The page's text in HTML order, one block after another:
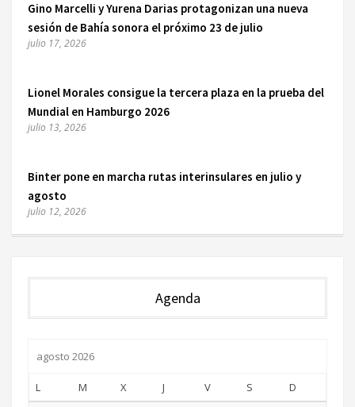
Gino Marcelli y Yurena Darias protagonizan una nueva
sesión de Bahía sonora el próximo 23 de julio
julio 17, 2026
Lionel Morales consigue la tercera plaza en la prueba del
Mundial en Hamburgo 2026
julio 13, 2026
Binter pone en marcha rutas interinsulares en julio y
agosto
julio 12, 2026
Agenda
agosto 2026
L M X J V S
D